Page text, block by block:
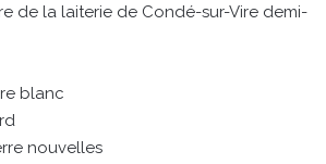
de la laiterie de Condé-sur-Vire demi-
blanc
nouvelles